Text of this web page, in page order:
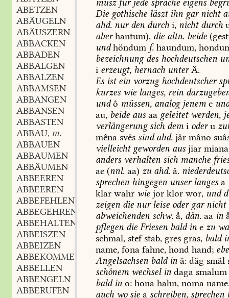
ABETZEN
ABÄUGELN
ABÄUSZERN
ABBACKEN
ABBADEN
ABBALGEN
ABBALZEN
ABBAMSEN
ABBANGEN
ABBANSEN
ABBASTEN
ABBAU, m.
ABBAUEN
ABBAUMEN
ABBÄUMEN
ABBEEREN
ABBEEREN
ABBEFEHLEN
ABBEGEHREN
ABBEHALTEN
ABBEISZEN
ABBEIZEN
ABBEKOMMEN
ABBELLEN
ABBENGELN
ABBERUFEN
muszfürjede sprache eigens
Die gothische läsztihn garnicht
ahd. nurden durch i, nichtdurch
aberhantum), die altn. beide
undhöndum f. haundum,
bezeichnungdes hochdeutschen
i erzeugt, hernach unterÄ.
Es istein vorzughochdeutscher
kurzes wie langes, rein
undô müssen, analogjenem e
au, beide aus aa geleitetwerden,
verlängerungsich dem i oderu
mêna svês sindahd. jâr mâno
vielleichtgeworden aus jiar miana
anders verhalten sich manche
ae (nnl. aa) zu ahd. â.
sprechen hingegen unserlanges a
klar wahr wie jor klor wor, und
zeigen die nurleise odergarnicht
abweichenden schw. , dän. aa in
pflegen die Friesen baldin e zu
schmal, stefstab, gres gras, bald
name, fona fahne, hond hand;
Angelsachsen baldin ä: däg smäl
schönem wechselin daga smalum
baldin o: hona hahn, noma
auch wosie a schreiben, sprechen